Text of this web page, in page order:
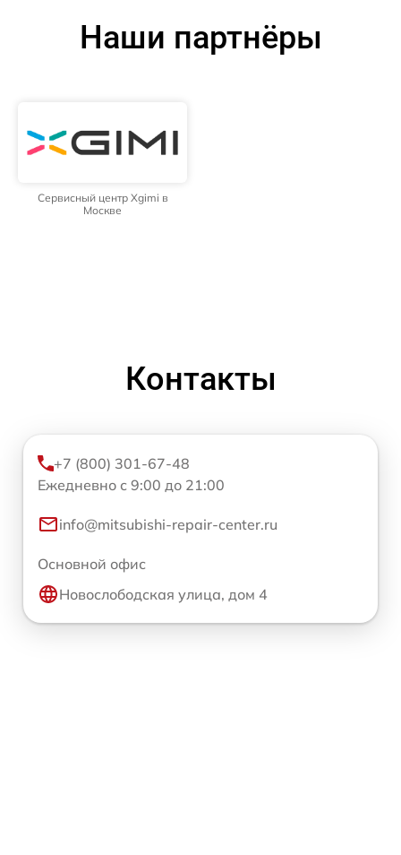
Наши партнёры
Сервисный центр Xgimi в
Москве
Контакты
+7 (800) 301-67-48
Ежедневно с 9:00 до 21:00
info@mitsubishi-repair-center.ru
Основной офис
Новослободская улица, дом 4